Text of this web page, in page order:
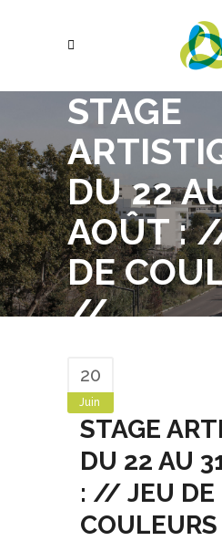
STAGE
DU 22
AOÛT :
DE
//
20
Juin
STAGE
DU 22 AU
: // JEU DE